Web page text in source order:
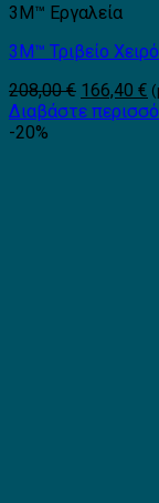
3Μ™ Εργαλεία
3M™ Τριβείο
208,00€ Original
price
166,40 € Η
Διαβάστε
-20%